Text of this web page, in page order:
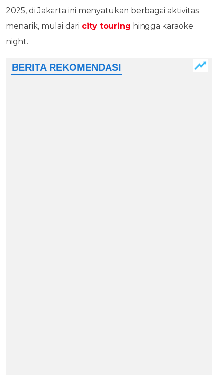
2025, di Jakarta ini menyatukan berbagai aktivitas
menarik, mulai dari city touring hingga karaoke
night.